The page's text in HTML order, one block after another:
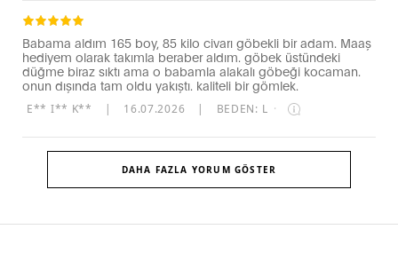
Babama aldım 165 boy, 85 kilo civarı göbekli bir adam. Maaş
hediyem olarak takımla beraber aldım. göbek üstündeki
düğme biraz sıktı ama o babamla alakalı göbeği kocaman.
onun dışında tam oldu yakıştı. kaliteli bir gömlek.
E** I** K** | 16.07.2026 | BEDEN: L ·
DAHA FAZLA YORUM GÖSTER